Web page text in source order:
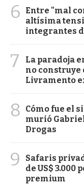
6
Entre "mal
altísima
integrantes
7
La paradoja
no construye
Livramento
8
Cómo fue el
murió
Drogas
9
Safaris
de US$ 3.000
premium